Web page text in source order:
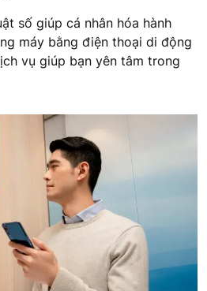
số giúp cá nhân hóa hành
máy bằng điện thoại di động
vụ giúp bạn yên tâm trong